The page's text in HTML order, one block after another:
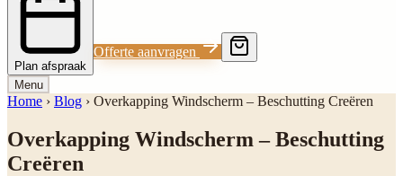
Plan afspraak
Offerte aanvragen
Menu
Home › Blog › Overkapping Windscherm – Beschutting Creëren
Overkapping Windscherm – Beschutting
Creëren